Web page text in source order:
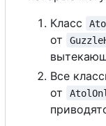
Класс
от
Все
от